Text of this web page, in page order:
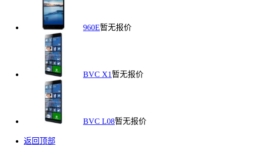
960E暂无报价
BVC X1 暂无报价
BVC L08暂无报价
返回顶部